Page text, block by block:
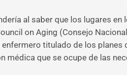
al saber que los lugares
on Aging (Consejo
enfermero titulado de los planes
médica que se ocupe de las